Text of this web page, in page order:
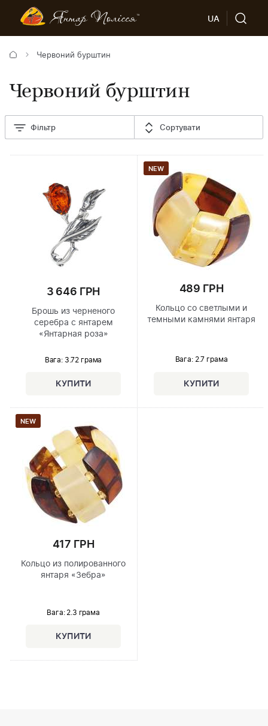
UA
Червоний бурштин
Червоний бурштин
Фільтр Сортувати
3 646 ГРН
Брошь из черненого
серебра с янтарем
«Янтарная роза»
Вага: 3.72 грама
NEW
489 ГРН
Кольцо со светлыми и
темными камнями янтаря
Вага: 2.7 грама
NEW
417 ГРН
Кольцо из полированного
янтаря «Зебра»
Вага: 2.3 грама